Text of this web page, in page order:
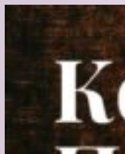
Перейти
содержимому